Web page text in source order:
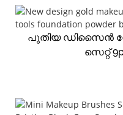
പുതിയ ഡിസൈൻ
സെറ്റ്